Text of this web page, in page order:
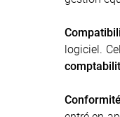
logiciel.